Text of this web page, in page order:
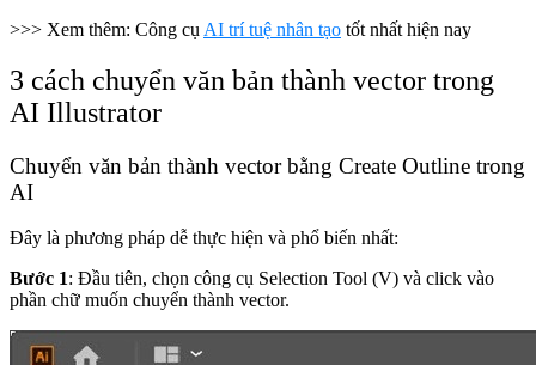
>>> Xem thêm: Công cụ AI trí tuệ nhân tạo tốt nhất hiện nay
3 cách chuyển văn bản thành vector trong
AI Illustrator
Chuyển văn bản thành vector bằng Create Outline trong
AI
Đây là phương pháp dễ thực hiện và phổ biến nhất:
Bước 1: Đầu tiên, chọn công cụ Selection Tool (V) và click vào
phần chữ muốn chuyển thành vector.